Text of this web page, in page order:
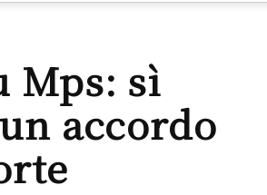
Mps: sì
accordo